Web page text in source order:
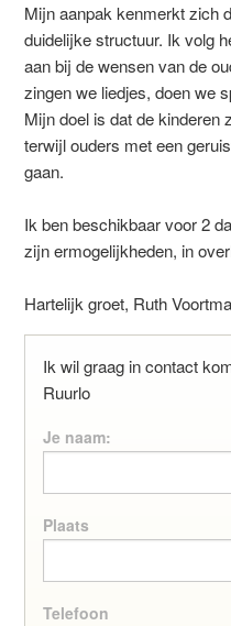
Mijn aanpak kenmerkt zich
duidelijke structuur. Ik volg
aan bij de wensen van de
zingen we liedjes, doen we
Mijn doel is dat de kinderen
terwijl ouders met een
gaan.
Ik ben beschikbaar voor 2
zijn ermogelijkheden, in
Hartelijk groet, Ruth
Ik wil graag in contact
Ruurlo
Je naam:
Plaats
Telefoon